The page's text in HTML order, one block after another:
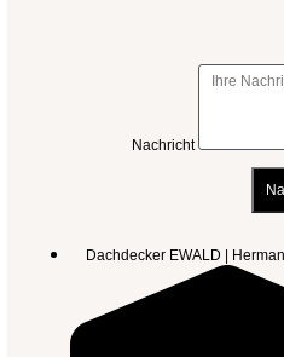
Nachricht
Dachdecker EWALD |